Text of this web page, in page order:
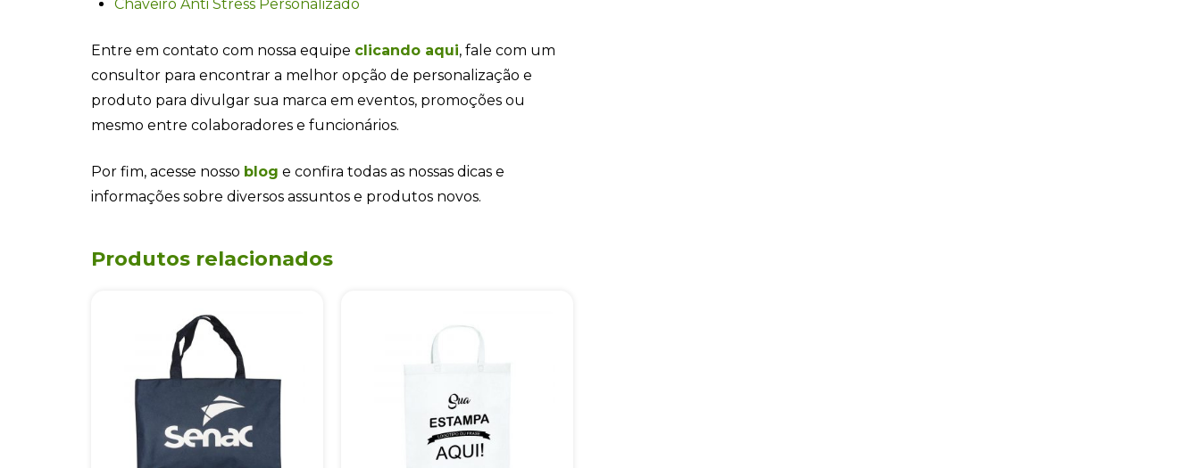
Chaveiro Anti Stress Personalizado
Entre em contato com nossa equipe clicando aqui, fale com um
consultor para encontrar a melhor opção de personalização e
produto para divulgar sua marca em eventos, promoções ou
mesmo entre colaboradores e funcionários.
Por fim, acesse nosso blog e confira todas as nossas dicas e
informações sobre diversos assuntos e produtos novos.
Produtos relacionados
A nossa empresa está comprometida a proteger e respeitar sua